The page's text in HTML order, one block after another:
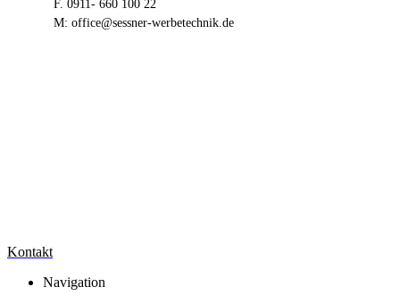
F. 0911- 660 100 22
M: office@sessner-werbetechnik.de
Kontakt
Navigation